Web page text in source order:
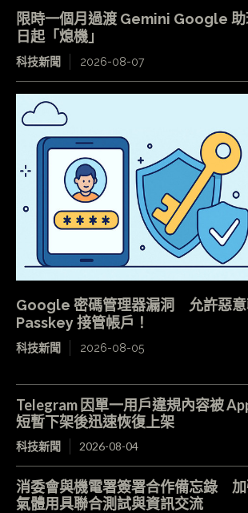
限時一個月過渡 Gemini Google 助
日起「熄機」
科技新聞 2026-08-07
Google 密碼管理器漏洞 允許惡意
Passkey 接管帳戶！
科技新聞 2026-08-05
Telegram 因單一用戶違規內容被
短暫下架後迅速恢復上架
科技新聞 2026-08-04
消委會與機電署簽署合作備忘錄 加
氣體用具聯合測試與資訊交流